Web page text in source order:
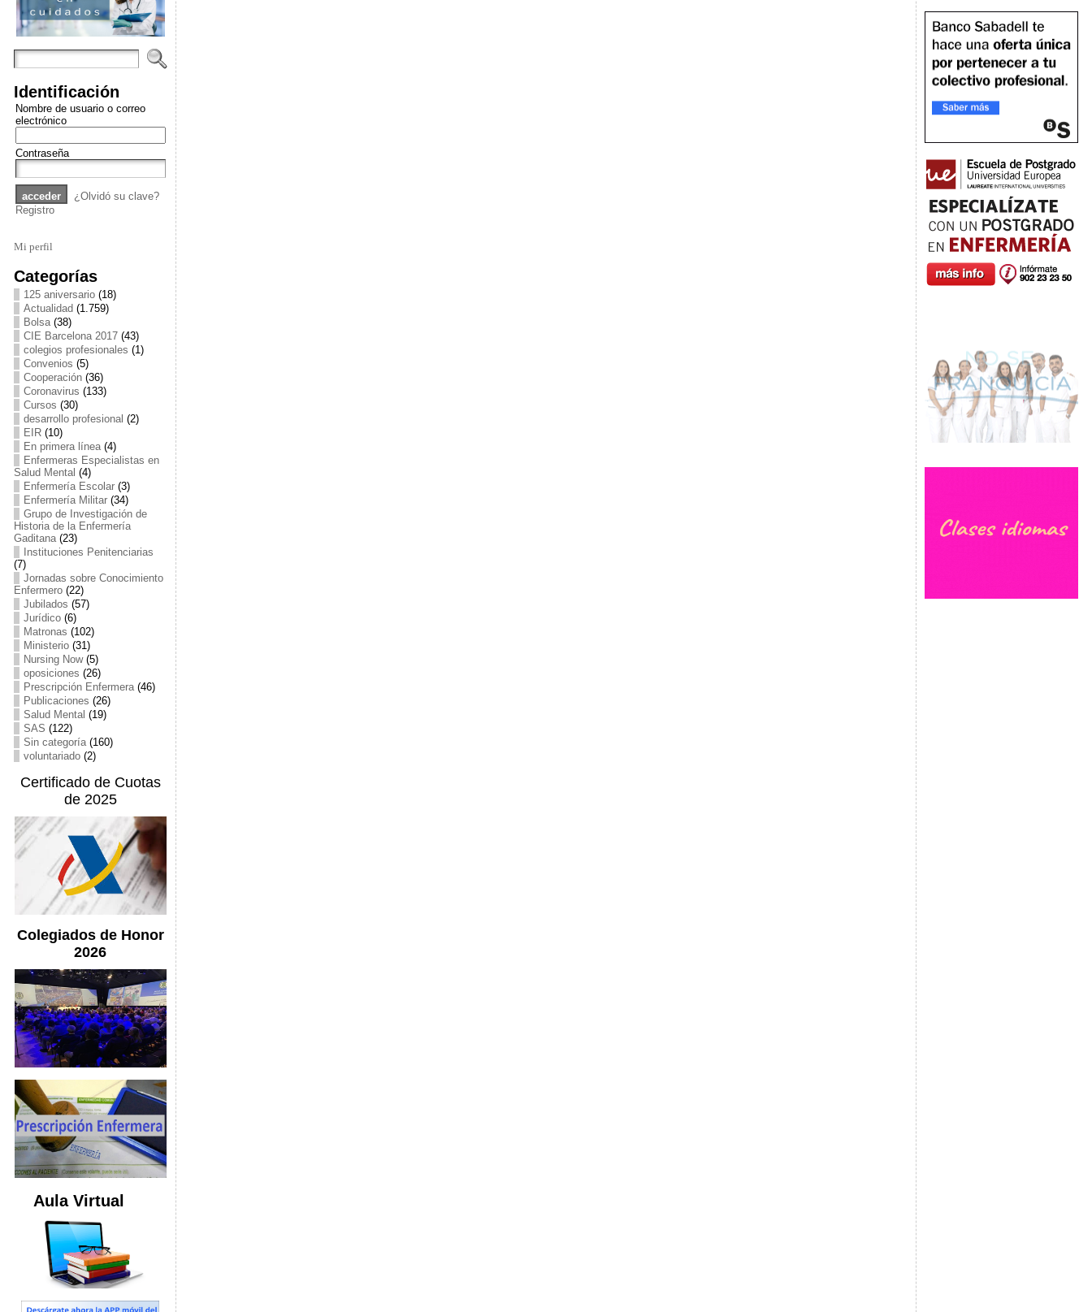
Identificación
Nombre de usuario o correo
electrónico
Contraseña
¿Olvidó su clave?
Registro
Mi perfil
Categorías
125 aniversario(18)
Actualidad (1.759)
Bolsa(38)
CIE Barcelona 2017(43)
colegios profesionales (1)
Convenios (5)
Cooperación(36)
Coronavirus (133)
Cursos (30)
desarrollo profesional (2)
EIR(10)
En primera línea(4)
Enfermeras Especialistas en
Salud Mental (4)
Enfermería Escolar(3)
Enfermería Militar(34)
Grupo de Investigación de
Historia de la Enfermería
Gaditana(23)
Instituciones Penitenciarias
(7)
Jornadas sobre Conocimiento
Enfermero(22)
Jubilados (57)
Jurídico(6)
Matronas (102)
Ministerio(31)
Nursing Now(5)
oposiciones (26)
Prescripción Enfermera(46)
Publicaciones (26)
Salud Mental (19)
SAS (122)
Sin categoría(160)
voluntariado(2)
Certificado de Cuotas
de 2025
Colegiados de Honor
2026
Aula Virtual